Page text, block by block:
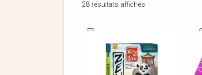
28 résultats affichés